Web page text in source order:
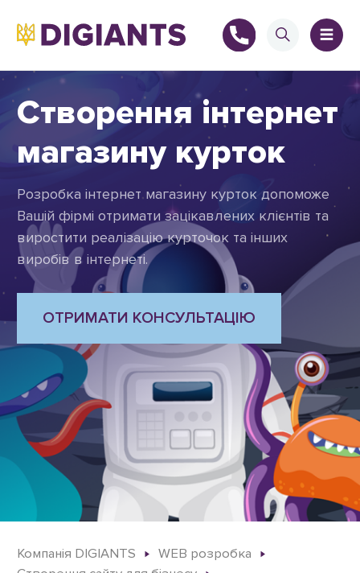
Створення інтернет
магазину курток
Розробка інтернет магазину курток допоможе
Вашій фірмі отримати зацікавлених клієнтів та
виростити реалізацію курточок та інших
виробів в інтернеті.
ОТРИМАТИ КОНСУЛЬТАЦІЮ
Компанія DIGIANTS
WEB розробка
+
+